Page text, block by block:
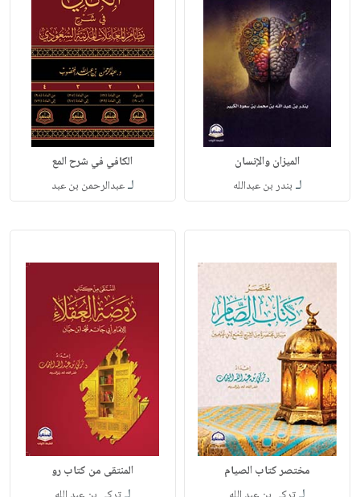
الميزان والإنسان
لـ بندر بن عبدالله
الكافي في شرح المع
لـعبدالرحمن بن عبد
مختصر كتاب الصيام المنتقى من كتاب رو